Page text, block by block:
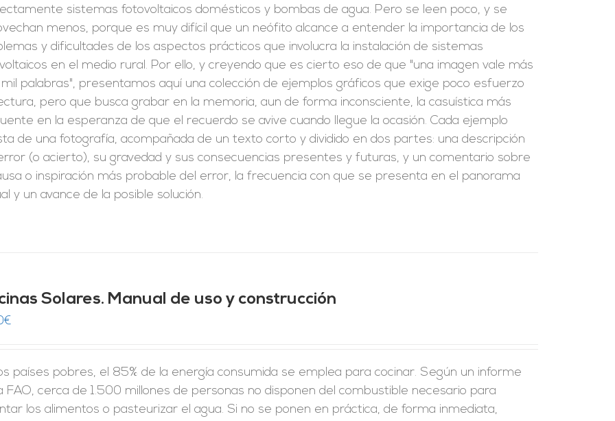
sistemas fotovoltaicos domésticos y bombas de agua. Pero se leen poco, y se
menos, porque es muy difícil que un neófito alcance a entender la importancia de los
y dificultades de los aspectos prácticos que involucra la instalación de sistemas
en el medio rural. Por ello, y creyendo que es cierto eso de que "una imagen vale más
palabras", presentamos aquí una colección de ejemplos gráficos que exige poco esfuerzo
pero que busca grabar en la memoria, aun de forma inconsciente, la casuística más
en la esperanza de que el recuerdo se avive cuando llegue la ocasión. Cada ejemplo
de una fotografía, acompañada de un texto corto y dividido en dos partes: una descripción
(o acierto), su gravedad y sus consecuencias presentes y futuras, y un comentario sobre
o inspiración más probable del error, la frecuencia con que se presenta en el panorama
y un avance de la posible solución.
Solares. Manual de uso y construcción
€
países pobres, el 85% de la energía consumida se emplea para cocinar. Según un informe
FAO, cerca de 1.500 millones de personas no disponen del combustible necesario para
los alimentos o pasteurizar el agua. Si no se ponen en práctica, de forma inmediata,